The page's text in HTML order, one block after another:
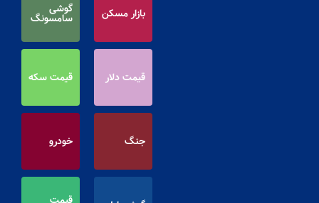
بازار مسکن گوشی
سامسونگ
قیمت دلار قیمت سکه
جنگ خودرو